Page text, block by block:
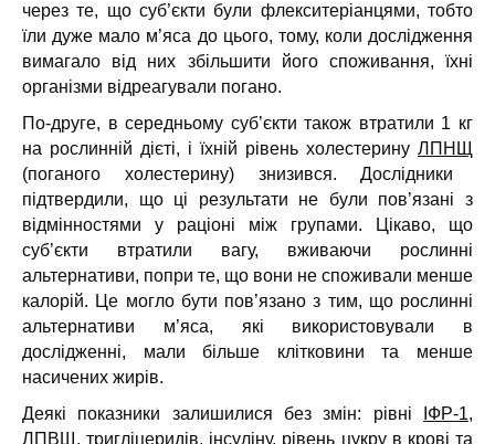
через те, що суб’єкти були флекситеріанцями, тобто
їли дуже мало м’яса до цього, тому, коли дослідження
вимагало від них збільшити його споживання, їхні
організми відреагували погано.
По-друге, в середньому суб’єкти також втратили 1 кг
на рослинній дієті, і їхній рівень холестерину ЛПНЩ
(поганого холестерину) знизився. Дослідники
підтвердили, що ці результати не були пов’язані з
відмінностями у раціоні між групами. Цікаво, що
суб’єкти втратили вагу, вживаючи рослинні
альтернативи, попри те, що вони не споживали менше
калорій. Це могло бути пов’язано з тим, що рослинні
альтернативи м’яса, які використовували в
дослідженні, мали більше клітковини та менше
насичених жирів.
Деякі показники залишилися без змін: рівні
ІФР-1,
ЛПВЩ , тригліцеридів, інсуліну, рівень цукру в крові та